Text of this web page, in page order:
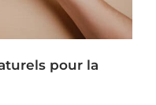
pour la